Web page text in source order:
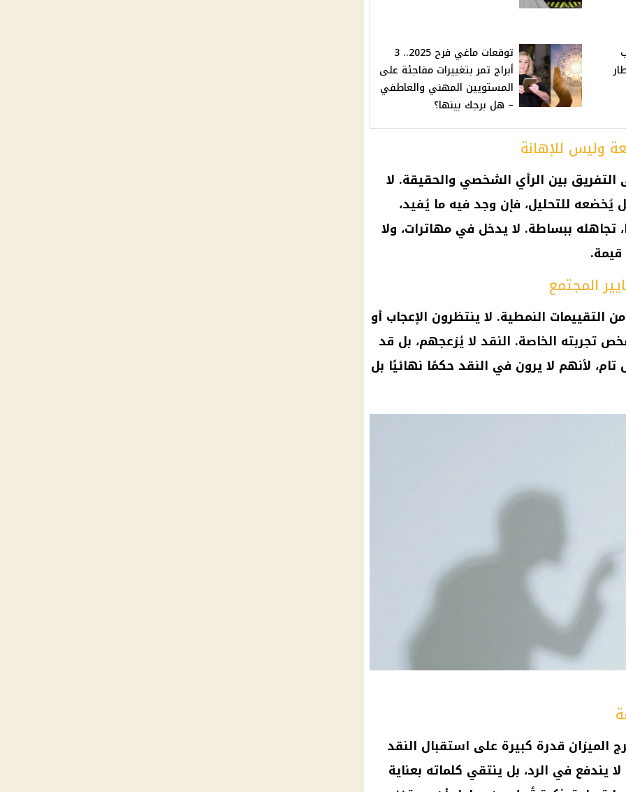
توقعات ماغي فرح 2025.. 3
أبراج تمر بتغييرات مفاجئة على
المستويين المهني والعاطفي
– هل برجك بينها؟
وليس للإهانة
التفريق بين الرأي الشخصي والحقيقة. لا
للتحليل، فإن وجد فيه ما يُفيد،
تجاهله ببساطة. لا يدخل في مهاترات، ولا
قيمة.
المجتمع
التقييمات النمطية. لا ينتظرون الإعجاب أو
تجربته الخاصة. النقد لا يُزعجهم، بل قد
لأنهم لا يرون في النقد حكمًا نهائيًا بل
الميزان قدرة كبيرة على استقبال النقد
يندفع في الرد، بل ينتقي كلماته بعناية